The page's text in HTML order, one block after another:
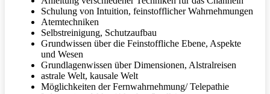
Schulung von Intuition, feinstofflicher Wahrnehmungen
Atemtechniken
Selbstreinigung, Schutzaufbau
Grundwissen über die Feinstoffliche Ebene, Aspekte
und Wesen
Grundlagenwissen über Dimensionen, Alstralreisen
astrale Welt, kausale Welt
Möglichkeiten der Fernwahrnehmung/ Telepathie